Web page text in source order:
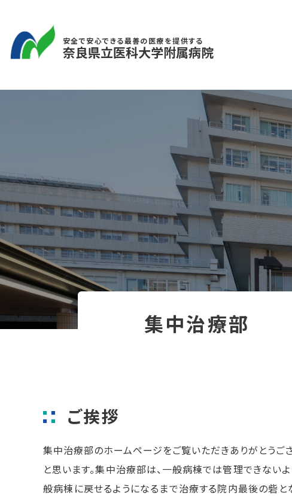
安全で安心できる最善の医療を提供する
奈良県立医科大学附属病院
集中治療部
ご挨拶
集中治療部のホームページをご覧いただきありがとう
と思います。集中治療部は、一般病棟では管理できな
般病棟に戻せるようになるまで治療する院内最後の砦